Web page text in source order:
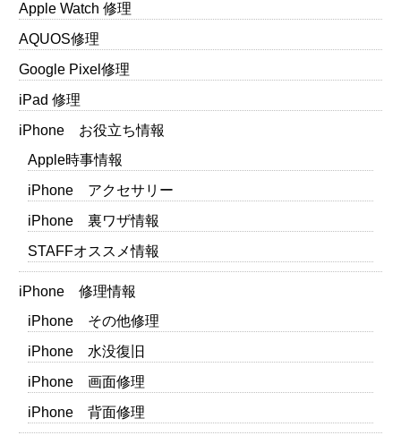
Apple Watch 修理
AQUOS修理
Google Pixel修理
iPad 修理
iPhone お役立ち情報
Apple時事情報
iPhone アクセサリー
iPhone 裏ワザ情報
STAFFオススメ情報
iPhone 修理情報
iPhone その他修理
iPhone 水没復旧
iPhone 画面修理
iPhone 背面修理